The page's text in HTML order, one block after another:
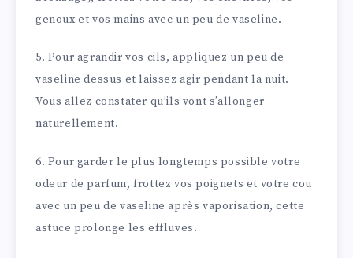
genoux et vos mains avec un peu de vaseline.
5. Pour agrandir vos cils, appliquez un peu de
vaseline dessus et laissez agir pendant la nuit.
Vous allez constater qu’ils vont s’allonger
naturellement.
6. Pour garder le plus longtemps possible votre
odeur de parfum, frottez vos poignets et votre cou
avec un peu de vaseline après vaporisation, cette
astuce prolonge les effluves.